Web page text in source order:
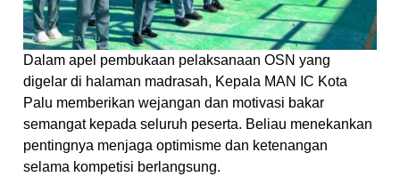
Dalam apel pembukaan pelaksanaan OSN yang
digelar di halaman madrasah, Kepala MAN IC Kota
Palu memberikan wejangan dan motivasi bakar
semangat kepada seluruh peserta. Beliau menekankan
pentingnya menjaga optimisme dan ketenangan
selama kompetisi berlangsung.